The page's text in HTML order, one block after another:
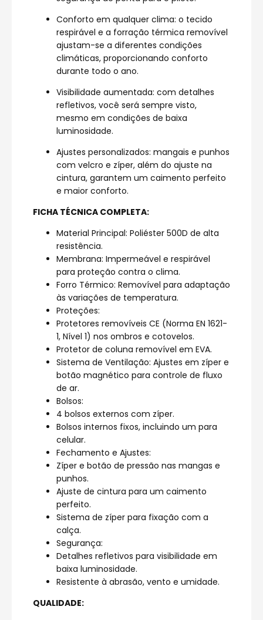
Conforto em qualquer clima: o tecido
respirável e a forração térmica removível
ajustam-se a diferentes condições
climáticas, proporcionando conforto
durante todo o ano.
Visibilidade aumentada: com detalhes
refletivos, você será sempre visto,
mesmo em condições de baixa
luminosidade.
Ajustes personalizados: mangais e punhos
com velcro e zíper, além do ajuste na
cintura, garantem um caimento perfeito
e maior conforto.
FICHA TÉCNICA COMPLETA:
Material Principal: Poliéster 500D de alta
resistência.
Membrana: Impermeável e respirável
para proteção contra o clima.
Forro Térmico: Removível para adaptação
às variações de temperatura.
Proteções:
Protetores removíveis CE (Norma EN 1621-
1, Nível 1) nos ombros e cotovelos.
Protetor de coluna removível em EVA.
Sistema de Ventilação: Ajustes em zíper e
botão magnético para controle de fluxo
de ar.
Bolsos:
4 bolsos externos com zíper.
Bolsos internos fixos, incluindo um para
celular.
Fechamento e Ajustes:
Zíper e botão de pressão nas mangas e
punhos.
Ajuste de cintura para um caimento
perfeito.
Sistema de zíper para fixação com a
calça.
Segurança:
Detalhes refletivos para visibilidade em
baixa luminosidade.
Resistente à abrasão, vento e umidade.
QUALIDADE: